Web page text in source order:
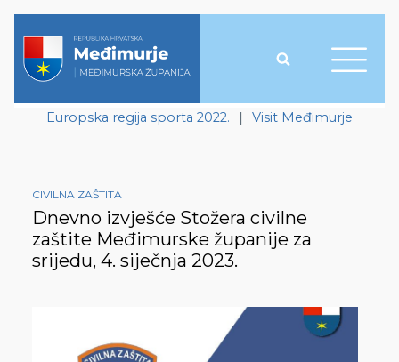
Europska regija sporta 2022. | Visit Međimurje
CIVILNA ZAŠTITA
Dnevno izvješće Stožera civilne
zaštite Međimurske županije za
srijedu, 4. siječnja 2023.